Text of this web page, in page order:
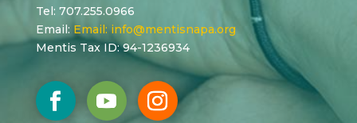
Tel: 707.255.0966
Email: Email: info@mentisnapa.org
Mentis Tax ID: 94-1236934